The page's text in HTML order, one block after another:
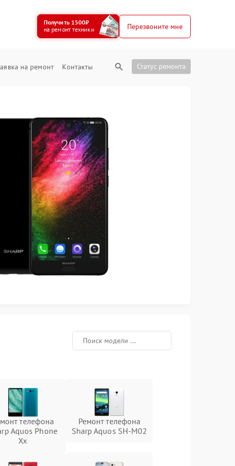
Получить 1500₽
на ремонт техники
Перезвоните мне
на ремонт Контакты Статус ремонта
телефона
Aquos Phone
Xx
Ремонт телефона
Sharp Aquos SH-M02